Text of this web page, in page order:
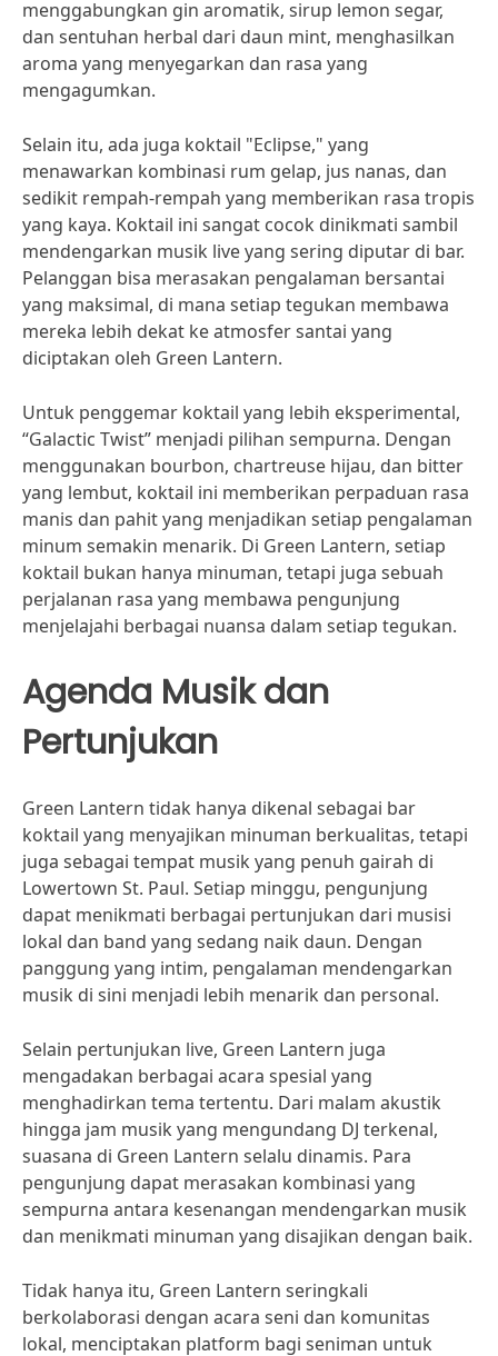
menggabungkan gin aromatik, sirup lemon segar,
dan sentuhan herbal dari daun mint, menghasilkan
aroma yang menyegarkan dan rasa yang
mengagumkan.
Selain itu, ada juga koktail "Eclipse," yang
menawarkan kombinasi rum gelap, jus nanas, dan
sedikit rempah-rempah yang memberikan rasa tropis
yang kaya. Koktail ini sangat cocok dinikmati sambil
mendengarkan musik live yang sering diputar di bar.
Pelanggan bisa merasakan pengalaman bersantai
yang maksimal, di mana setiap tegukan membawa
mereka lebih dekat ke atmosfer santai yang
diciptakan oleh Green Lantern.
Untuk penggemar koktail yang lebih eksperimental,
“Galactic Twist” menjadi pilihan sempurna. Dengan
menggunakan bourbon, chartreuse hijau, dan bitter
yang lembut, koktail ini memberikan perpaduan rasa
manis dan pahit yang menjadikan setiap pengalaman
minum semakin menarik. Di Green Lantern, setiap
koktail bukan hanya minuman, tetapi juga sebuah
perjalanan rasa yang membawa pengunjung
menjelajahi berbagai nuansa dalam setiap tegukan.
Agenda Musik dan
Pertunjukan
Green Lantern tidak hanya dikenal sebagai bar
koktail yang menyajikan minuman berkualitas, tetapi
juga sebagai tempat musik yang penuh gairah di
Lowertown St. Paul. Setiap minggu, pengunjung
dapat menikmati berbagai pertunjukan dari musisi
lokal dan band yang sedang naik daun. Dengan
panggung yang intim, pengalaman mendengarkan
musik di sini menjadi lebih menarik dan personal.
Selain pertunjukan live, Green Lantern juga
mengadakan berbagai acara spesial yang
menghadirkan tema tertentu. Dari malam akustik
hingga jam musik yang mengundang DJ terkenal,
suasana di Green Lantern selalu dinamis. Para
pengunjung dapat merasakan kombinasi yang
sempurna antara kesenangan mendengarkan musik
dan menikmati minuman yang disajikan dengan baik.
Tidak hanya itu, Green Lantern seringkali
berkolaborasi dengan acara seni dan komunitas
lokal, menciptakan platform bagi seniman untuk